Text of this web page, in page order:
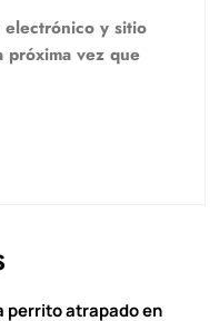
electrónico y sitio
próxima vez que
perrito atrapado en